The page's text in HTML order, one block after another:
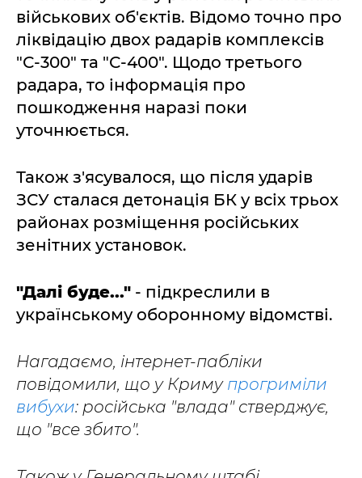
військових об'єктів. Відомо точно про
ліквідацію двох радарів комплексів
"С-300" та "С-400". Щодо третього
радара, то інформація про
пошкодження наразі поки
уточнюється.
Також з'ясувалося, що після ударів
ЗСУ сталася детонація БК у всіх трьох
районах розміщення російських
зенітних установок.
"Далі буде..." - підкреслили в
українському оборонному відомстві.
Нагадаємо, інтернет-пабліки
повідомили, що у Кримупрогриміли
вибухи: російська "влада" стверджує,
що "все збито".